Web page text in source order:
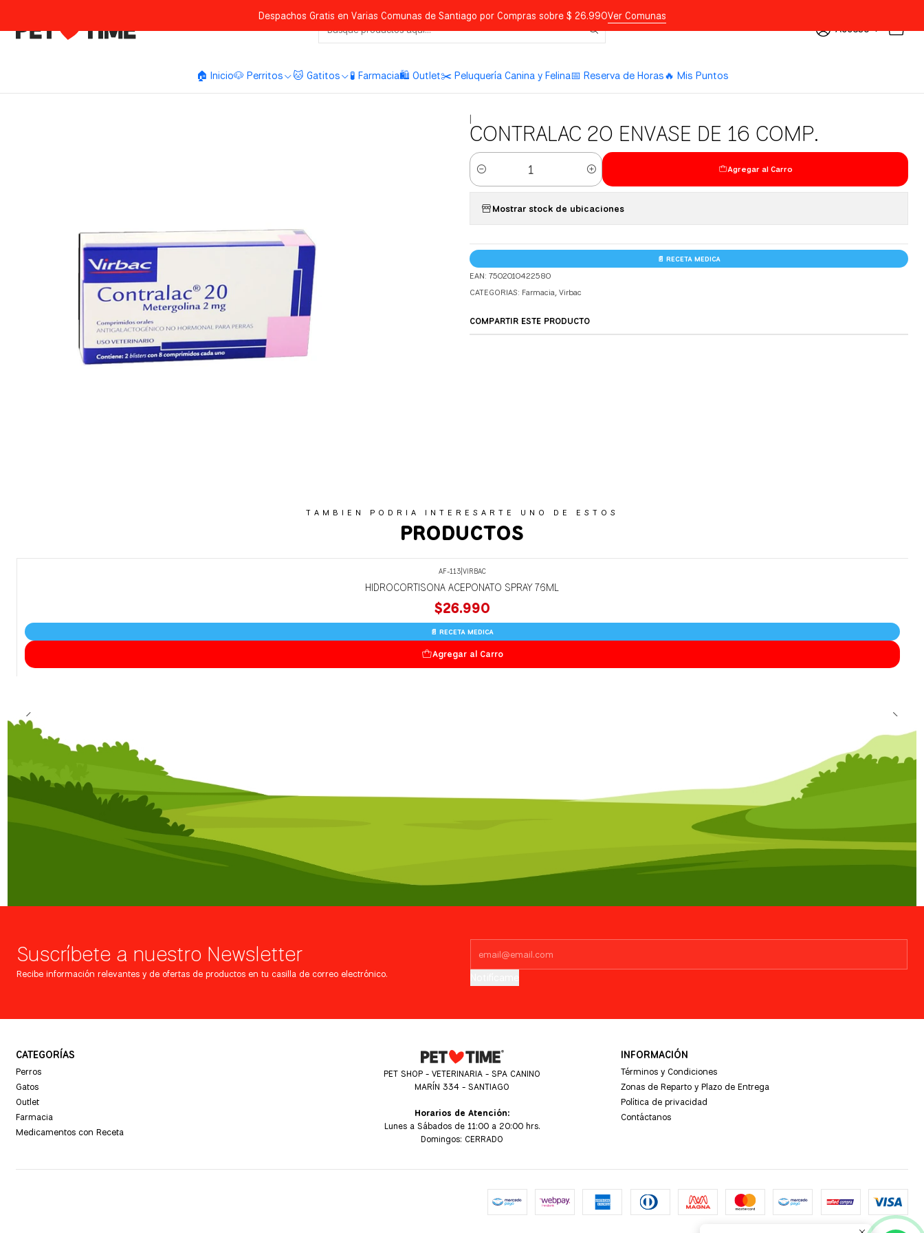
Acceso
🏠 Inicio🐶 Perritos 🐱 Gatitos 🧪 Farmacia🛍️ Outlet✂️ Peluquería Canina y Felina📅 Reserva de Horas🔥 Mis Puntos
Despachos Gratis en Varias Comunas de Santiago por Compras sobre $ 26.990Ver Comunas
CONTRALAC 20 ENVASE DE 16 COMP.
Cantidad
Agregar al Carro
Mostrar stock de ubicaciones
📄 RECETA MEDICA
EAN: 7502010422580
CATEGORIAS: Farmacia,Virbac
COMPARTIR ESTE PRODUCTO
TAMBIEN PODRIA INTERESARTE UNO DE ESTOS
PRODUCTOS
AF-113|VIRBAC
HIDROCORTISONA ACEPONATO SPRAY 76ML
$26.990
📄 RECETA MEDICA
Agregar al Carro
Suscríbete a nuestro Newsletter
Recibe información relevantes y de ofertas de productos en tu casilla de correo electrónico.
CATEGORÍAS
Perros
Gatos
Outlet
Farmacia
Medicamentos con Receta
PET SHOP - VETERINARIA - SPA CANINO
MARÍN 334 - SANTIAGO
Horarios de Atención:
Lunes a Sábados de 11:00 a 20:00 hrs.
Domingos: CERRADO
INFORMACIÓN
Términos y Condiciones
Zonas de Reparto y Plazo de Entrega
Política de privacidad
Contáctanos